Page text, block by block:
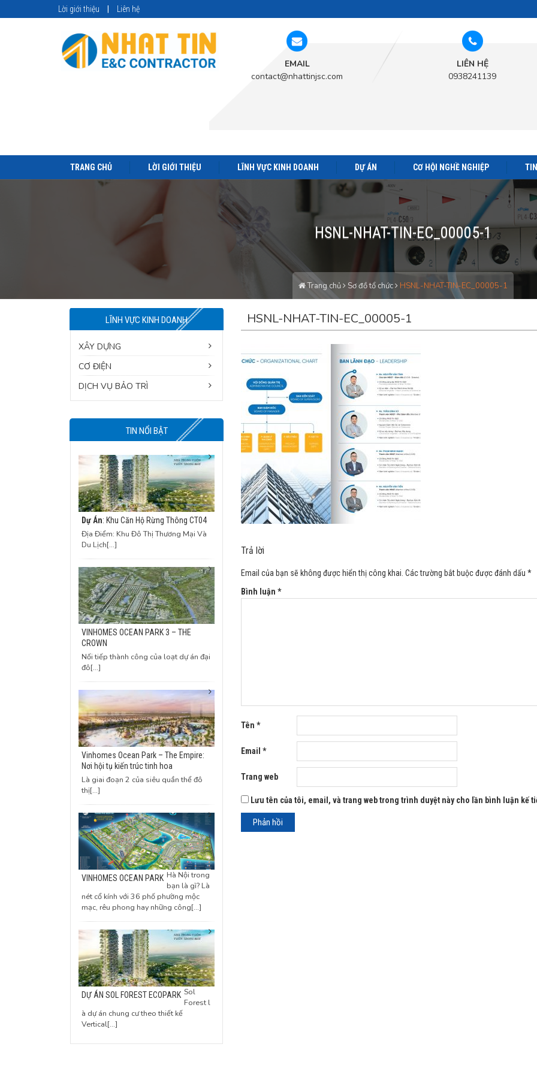
Lời giới thiệu Liên hệ
EMAIL
contact@nhattinjsc.com
LIÊN HỆ
0938241139
TRANG CHỦ LỜI GIỚI THIỆU LĨNH VỰC KINH DOANH DỰ ÁN CƠ HỘI NGHỀ NGHIỆP
HSNL-NHAT-TIN-EC_00005-1
Trang chủ Sơ đồ tổ chức HSNL-NHAT-TIN-EC_00005-1
LĨNH VỰC KINH DOANH
XÂY DỰNG
CƠ ĐIỆN
DỊCH VỤ BẢO TRÌ
TIN NỔI BẬT
Dự Án: Khu Căn Hộ Rừng Thông CT04
Địa Điểm: Khu Đô Thị Thương Mại Và
Du Lịch[...]
VINHOMES OCEAN PARK 3 – THE
CROWN
Nối tiếp thành công của loạt dự án đại
đô[...]
Vinhomes Ocean Park – The Empire:
Nơi hội tụ kiến trúc tinh hoa
Là giai đoạn 2 của siêu quần thể đô
thị[...]
VINHOMES OCEAN PARK Hà Nội trong
bạn là gì? Là
nét cổ kính với 36 phố phường mộc
mạc, rêu phong hay những công[...]
DỰ ÁN SOL FOREST ECOPARK Sol
Forest l
à dự án chung cư theo thiết kế
Vertical[...]
HSNL-NHAT-TIN-EC_00005-1
Trả lời
Email của bạn sẽ không được hiển thị công khai. Các trường bắt buộc được đánh dấu *
Bình luận *
Tên *
Email *
Trang web
Lưu tên của tôi, email, và trang web trong trình duyệt này cho lần bình luận kế